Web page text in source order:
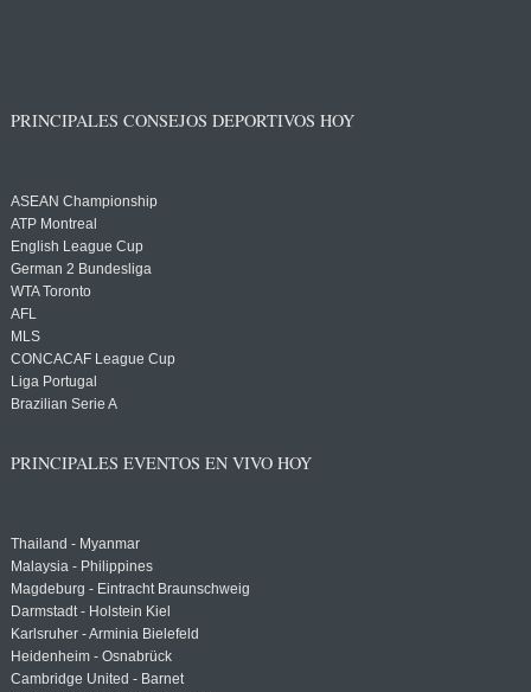
PRINCIPALES CONSEJOS DEPORTIVOS HOY
ASEAN Championship
ATP Montreal
English League Cup
German 2 Bundesliga
WTA Toronto
AFL
MLS
CONCACAF League Cup
Liga Portugal
Brazilian Serie A
PRINCIPALES EVENTOS EN VIVO HOY
Thailand - Myanmar
Malaysia - Philippines
Magdeburg - Eintracht Braunschweig
Darmstadt - Holstein Kiel
Karlsruher - Arminia Bielefeld
Heidenheim - Osnabrück
Cambridge United - Barnet